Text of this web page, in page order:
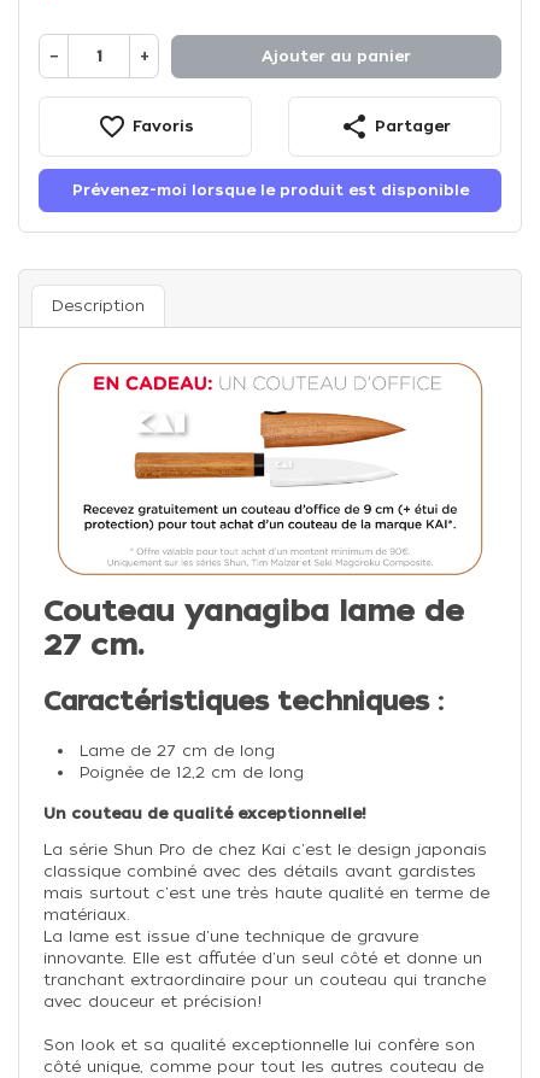
− + Ajouter au panier
favorite_border Favoris share Partager
Prévenez-moi lorsque le produit est disponible
Description
Couteau yanagiba lame de
27 cm.
Caractéristiques techniques :
Lame de 27 cm de long
Poignée de 12,2 cm de long
Un couteau de qualité exceptionnelle!
La série Shun Pro de chez Kai c'est le design japonais
classique combiné avec des détails avant gardistes
mais surtout c'est une très haute qualité en terme de
matériaux.
La lame est issue d'une technique de gravure
innovante. Elle est affutée d'un seul côté et donne un
tranchant extraordinaire pour un couteau qui tranche
avec douceur et précision!
Son look et sa qualité exceptionnelle lui confère son
côté unique, comme pour tout les autres couteau de